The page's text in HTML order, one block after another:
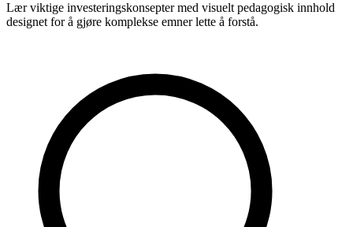
Lær viktige investeringskonsepter med visuelt pedagogisk innhold
designet for å gjøre komplekse emner lette å forstå.